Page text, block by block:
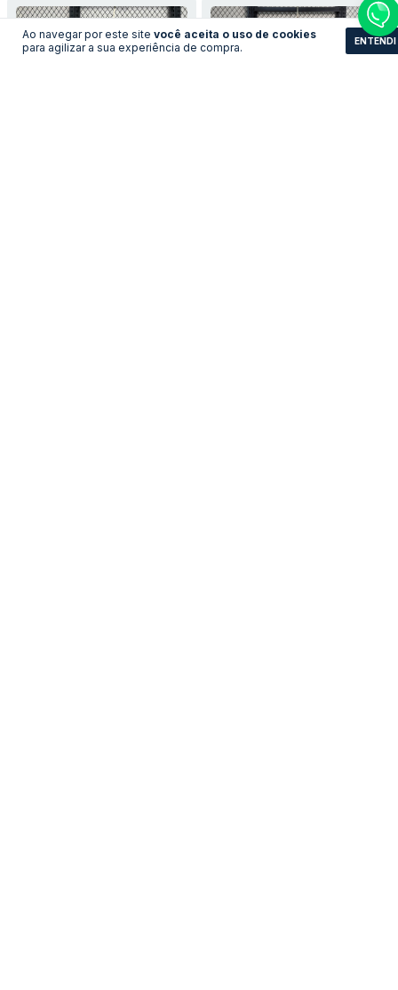
Ao navegar por este site você aceita o uso de cookies
para agilizar a sua experiência de compra.
ENTENDI